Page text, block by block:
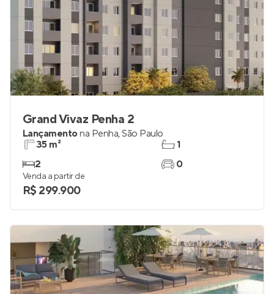
Grand Vivaz Penha 2
Lançamentona Penha,São Paulo
35 m²
2
1
0
Venda a partir de
R$ 299.900